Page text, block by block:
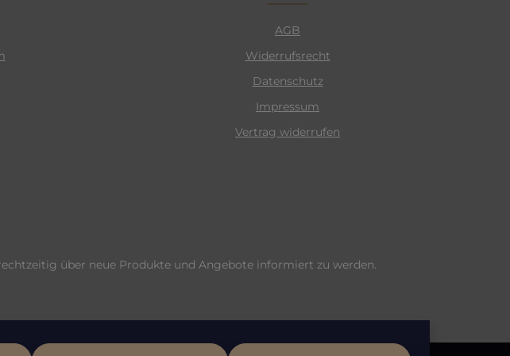
AGB
Widerrufsrecht
Datenschutz
Impressum
Vertrag widerrufen
über neue Produkte und Angebote informiert zu werden.